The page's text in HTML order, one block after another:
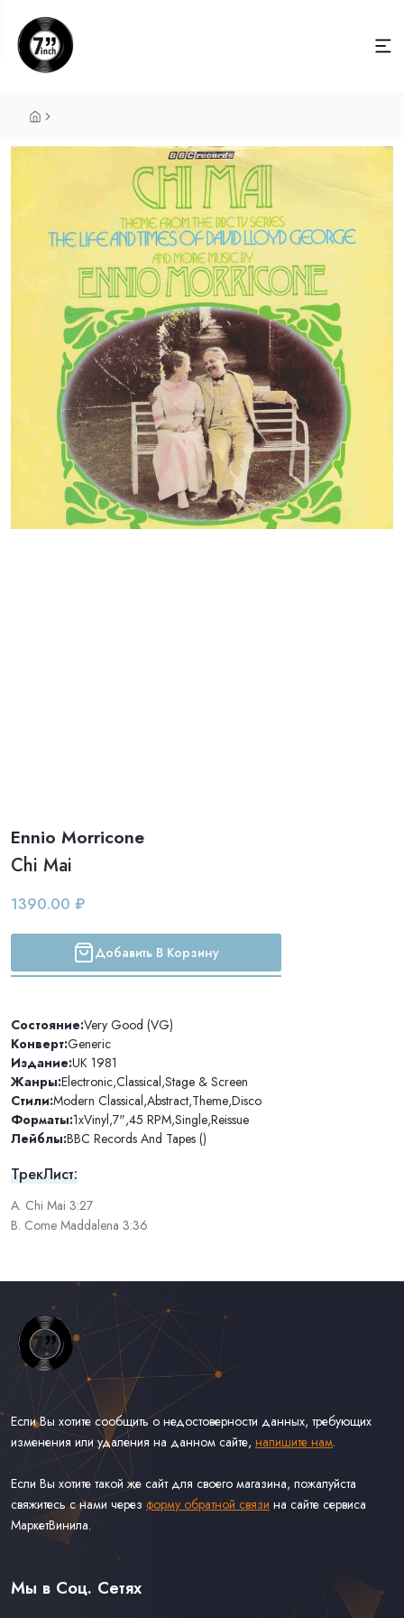
Ennio Morricone
Chi Mai
1390.00 ₽
Добавить В Корзину
Состояние:Very Good (VG)
Конверт:Generic
Издание:UK 1981
Жанры:Electronic,Classical,Stage & Screen
Стили:Modern Classical,Abstract,Theme,Disco
Форматы:1xVinyl,7",45 RPM,Single,Reissue
Лейблы:BBC Records And Tapes ()
ТрекЛист:
A. Chi Mai 3:27
B. Come Maddalena 3:36
Если Вы хотите сообщить о недостоверности данных, требующих
изменения или удаления на данном сайте, напишите нам.
Если Вы хотите такой же сайт для своего магазина, пожалуйста
свяжитесь с нами через форму обратной связи на сайте сервиса
МаркетВинила.
Весь Каталог Винила на 7''
Рок на 7''
Мы в Соц. Сетях